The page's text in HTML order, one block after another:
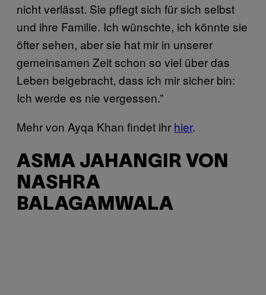
nicht verlässt. Sie pflegt sich für sich selbst
und ihre Familie. Ich wünschte, ich könnte sie
öfter sehen, aber sie hat mir in unserer
gemeinsamen Zeit schon so viel über das
Leben beigebracht, dass ich mir sicher bin:
Ich werde es nie vergessen.”
Mehr von Ayqa Khan findet ihr hier.
ASMA JAHANGIR VON
NASHRA
BALAGAMWALA